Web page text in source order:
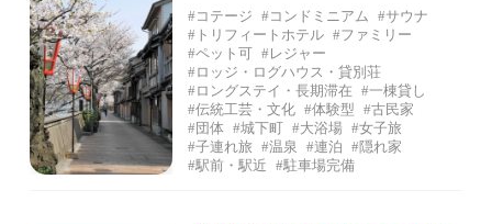
#コテージ #コンドミニアム
#サウナ
#トリフィートホテル #ファミリー
#ペット可
#レジャー
#ロッジ・ログハウス・貸別荘
#ロングステイ・長期滞在
#一棟貸し
#伝統工芸・文化 #体験型
#古民家
#団体
#城下町 #大浴場 #女子旅
#子連れ旅
#温泉 #連泊
#隠れ家
#駅前・駅近
#駐車場完備